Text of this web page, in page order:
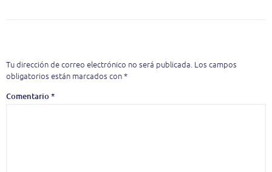
Tu dirección de correo electrónico no será publicada. Los campos
obligatorios están marcados con*
Comentario*